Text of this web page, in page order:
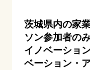
茨城県内の家
ソン参加者の
イノベーショ
ベーション・